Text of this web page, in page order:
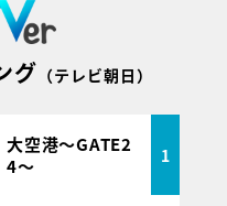
グ （テレビ朝日）
大空港～GATE2
4～
1